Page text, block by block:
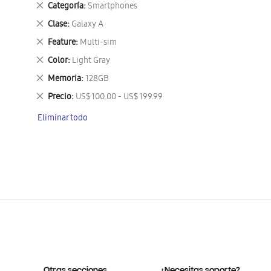
Categoría Smartphones
Eliminar
este
artículo
Clase Galaxy A
Eliminar
este
artículo
Feature Multi-sim
Eliminar
este
artículo
Color Light Gray
Eliminar
este
artículo
Memoria 128GB
Eliminar
este
artículo
Precio US$ 100.00 - US$ 199.99
Eliminar
artículo
Eliminar todo